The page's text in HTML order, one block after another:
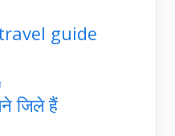
guide
जिले हैं